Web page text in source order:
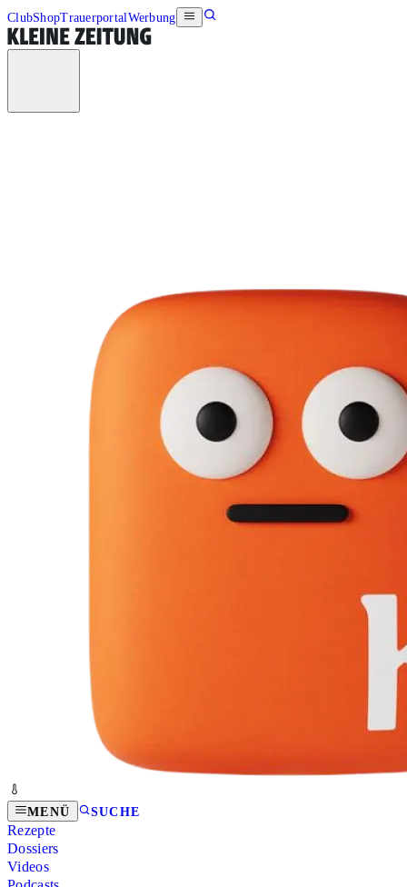
ClubShopTrauerportalWerbung
MENÜ SUCHE
Rezepte
Dossiers
Videos